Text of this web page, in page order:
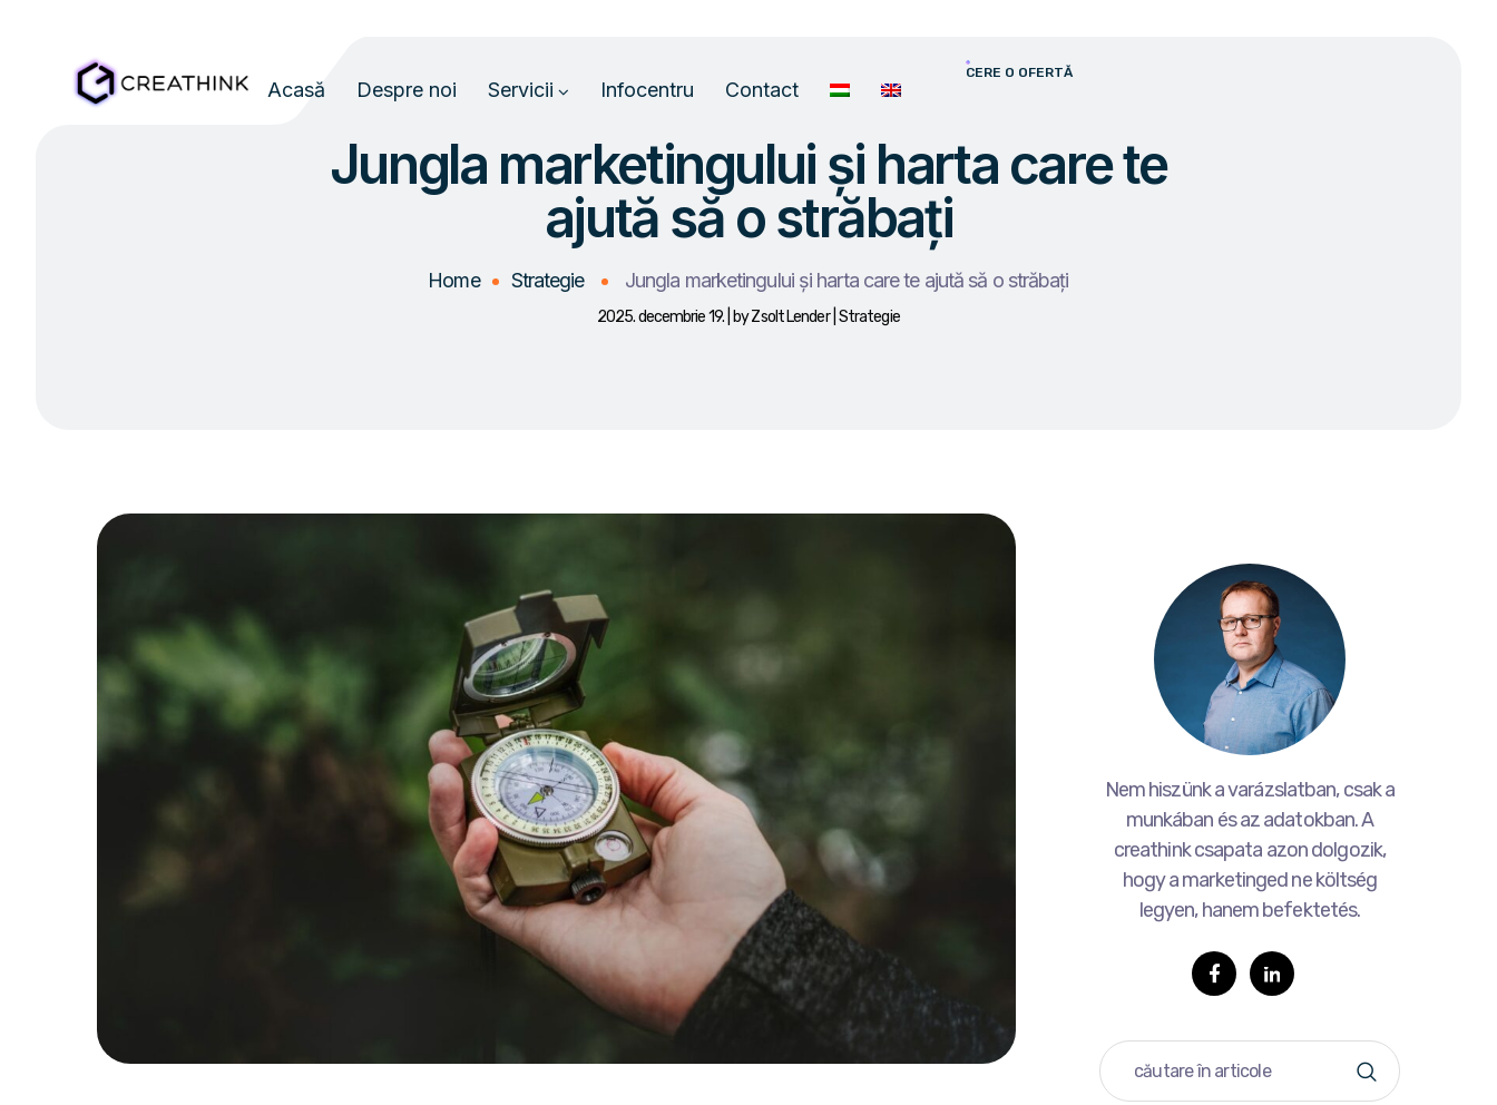
Acasă Despre noi Servicii Infocentru Contact
CERE O OFERTĂ
Jungla marketingului și harta care te
ajută să o străbați
Home Strategie Jungla marketingului și harta care te ajută să o străbați
2025. decembrie 19. byZsolt Lender Strategie
Nem hiszünk a varázslatban, csak a
munkában és az adatokban. A
creathink csapata azon dolgozik,
hogy a marketinged ne költség
legyen, hanem befektetés.